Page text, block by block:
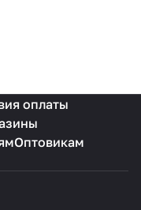
оплаты
Оптовикам